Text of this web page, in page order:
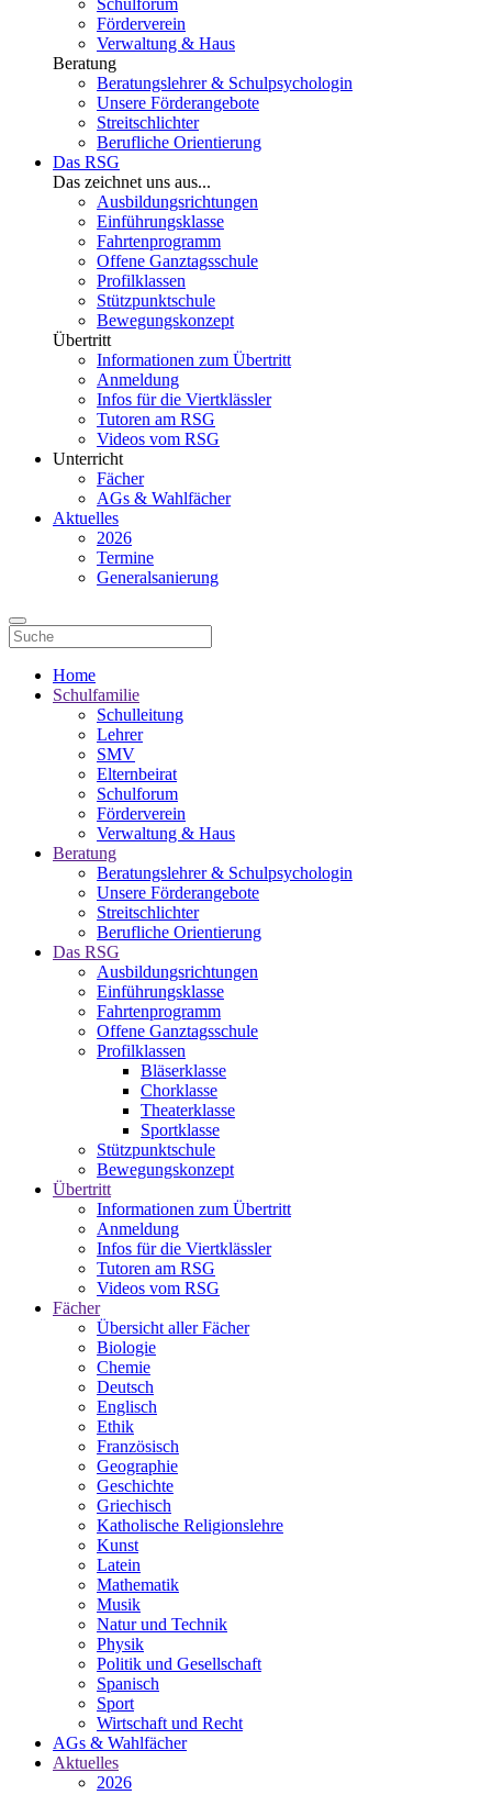
Schulforum
Förderverein
Verwaltung & Haus
Beratung
Beratungslehrer & Schulpsychologin
Unsere Förderangebote
Streitschlichter
Berufliche Orientierung
Das RSG
Das zeichnet uns aus...
Ausbildungsrichtungen
Einführungsklasse
Fahrtenprogramm
Offene Ganztagsschule
Profilklassen
Stützpunktschule
Bewegungskonzept
Übertritt
Informationen zum Übertritt
Anmeldung
Infos für die Viertklässler
Tutoren am RSG
Videos vom RSG
Unterricht
Fächer
AGs & Wahlfächer
Aktuelles
2026
Termine
Generalsanierung
Home
Schulfamilie
Schulleitung
Lehrer
SMV
Elternbeirat
Schulforum
Förderverein
Verwaltung & Haus
Beratung
Beratungslehrer & Schulpsychologin
Unsere Förderangebote
Streitschlichter
Berufliche Orientierung
Das RSG
Ausbildungsrichtungen
Einführungsklasse
Fahrtenprogramm
Offene Ganztagsschule
Profilklassen
Bläserklasse
Chorklasse
Theaterklasse
Sportklasse
Stützpunktschule
Bewegungskonzept
Übertritt
Informationen zum Übertritt
Anmeldung
Infos für die Viertklässler
Tutoren am RSG
Videos vom RSG
Fächer
Übersicht aller Fächer
Biologie
Chemie
Deutsch
Englisch
Ethik
Französisch
Geographie
Geschichte
Griechisch
Katholische Religionslehre
Kunst
Latein
Mathematik
Musik
Natur und Technik
Physik
Politik und Gesellschaft
Spanisch
Sport
Wirtschaft und Recht
AGs & Wahlfächer
Aktuelles
2026